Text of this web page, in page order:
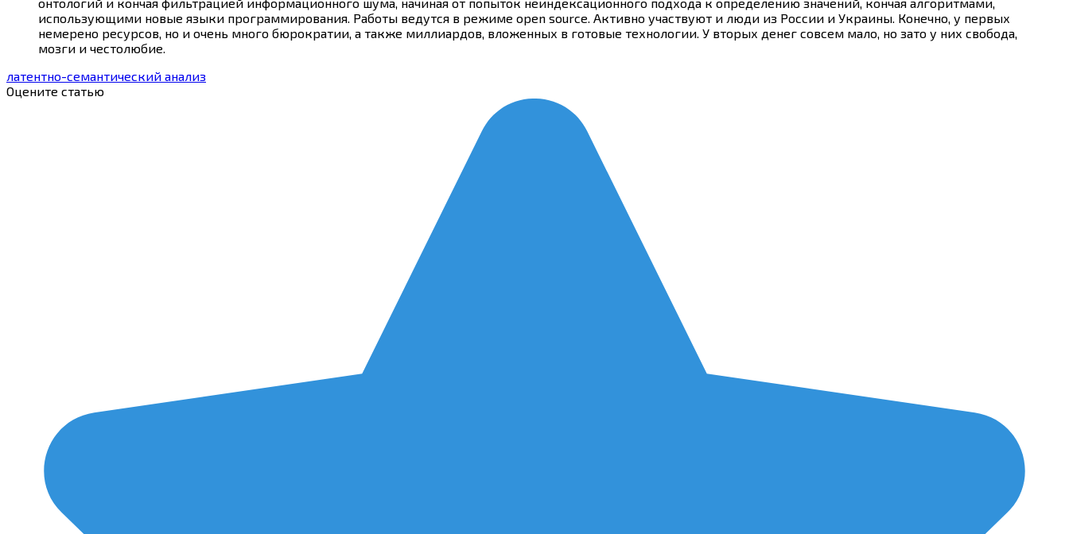
использующими новые языки программирования. Работы ведутся в режиме open source. Активно участвуют и люди из России и Украины. Конечно, у первых
немерено ресурсов, но и очень много бюрократии, а также миллиардов, вложенных в готовые технологии. У вторых денег совсем мало, но зато у них свобода,
мозги и честолюбие.
латентно-семантический анализ
Оцените статью